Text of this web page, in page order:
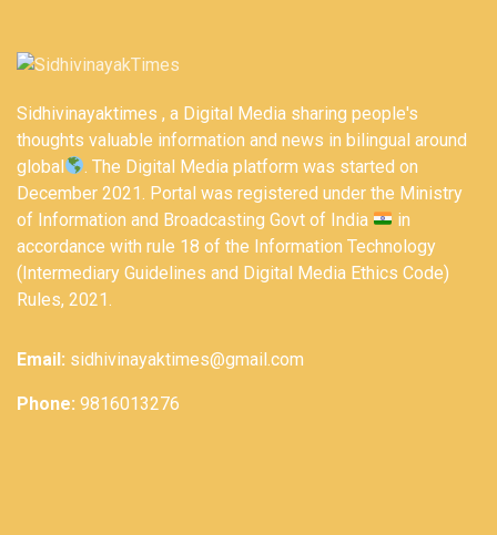
Sidhivinayaktimes , a Digital Media sharing people's
thoughts valuable information and news in bilingual around
global
. The Digital Media platform was started on
December 2021. Portal was registered under the Ministry
of Information and Broadcasting Govt of India
in
accordance with rule 18 of the Information Technology
(Intermediary Guidelines and Digital Media Ethics Code)
Rules, 2021.
Email: sidhivinayaktimes@gmail.com
Phone: 9816013276